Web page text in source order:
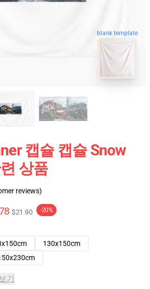
blank template
캡슐 캡슐 Snow
상품
reviews)
$21.90 -20%
130x150cm
기